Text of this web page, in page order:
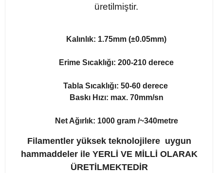
üretilmiştir.
Kalınlık: 1.75mm (±0.05mm)
Erime Sıcaklığı: 200-210 derece
Tabla Sıcaklığı: 50-60 derece
Baskı Hızı: max. 70mm/sn
Net Ağırlık: 1000 gram /~340metre
Filamentler yüksek teknolojilere uygun
hammaddeler ile YERLİ VE MİLLİ OLARAK
ÜRETİLMEKTEDİR